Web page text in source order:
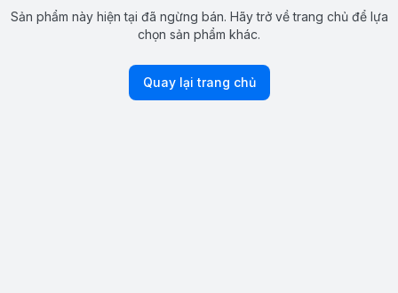
Sản phẩm này hiện tại đã ngừng bán. Hãy trở về trang chủ để lựa
chọn sản phẩm khác.
Quay lại trang chủ